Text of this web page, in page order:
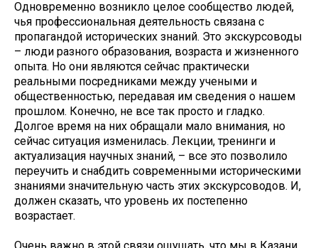
Одновременно возникло целое сообщество людей,
чья профессиональная деятельность связана с
пропагандой исторических знаний. Это экскурсоводы
– люди разного образования, возраста и жизненного
опыта. Но они являются сейчас практически
реальными посредниками между учеными и
общественностью, передавая им сведения о нашем
прошлом. Конечно, не все так просто и гладко.
Долгое время на них обращали мало внимания, но
сейчас ситуация изменилась. Лекции, тренинги и
актуализация научных знаний, – все это позволило
переучить и снабдить современными историческими
знаниями значительную часть этих экскурсоводов. И,
должен сказать, что уровень их постепенно
возрастает.